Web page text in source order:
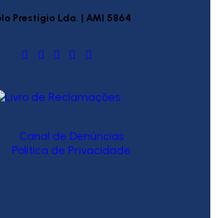
Prestígio Lda. | AMI 5864
Canal de Denúncias
Política de Privacidade